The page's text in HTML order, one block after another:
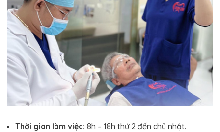
Thời gian làm việc: 8h – 18h thứ 2 đến chủ nhật.